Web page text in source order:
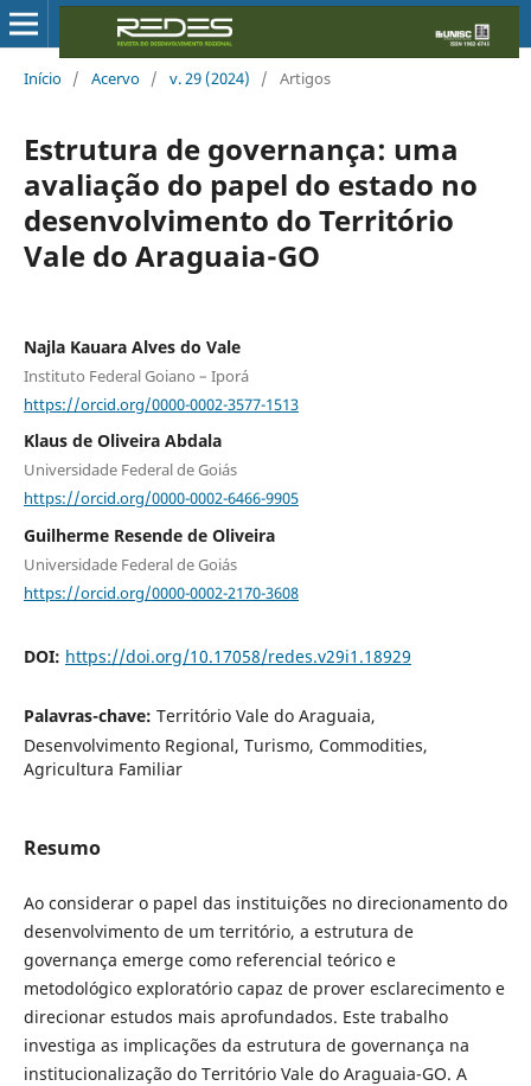
Início / Acervo / v. 29 (2024) / Artigos
Estrutura de governança: uma
avaliação do papel do estado no
desenvolvimento do Território
Vale do Araguaia-GO
Najla Kauara Alves do Vale
Instituto Federal Goiano – Iporá
https://orcid.org/0000-0002-3577-1513
Klaus de Oliveira Abdala
Universidade Federal de Goiás
https://orcid.org/0000-0002-6466-9905
Guilherme Resende de Oliveira
Universidade Federal de Goiás
https://orcid.org/0000-0002-2170-3608
DOI: https://doi.org/10.17058/redes.v29i1.18929
Palavras-chave: Território Vale do Araguaia,
Desenvolvimento Regional, Turismo, Commodities,
Agricultura Familiar
Resumo
Ao considerar o papel das instituições no direcionamento do
desenvolvimento de um território, a estrutura de
governança emerge como referencial teórico e
metodológico exploratório capaz de prover esclarecimento e
direcionar estudos mais aprofundados. Este trabalho
investiga as implicações da estrutura de governança na
institucionalização do Território Vale do Araguaia-GO. A